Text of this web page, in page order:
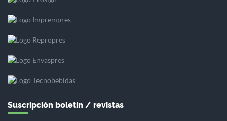
Suscripción boletín / revistas